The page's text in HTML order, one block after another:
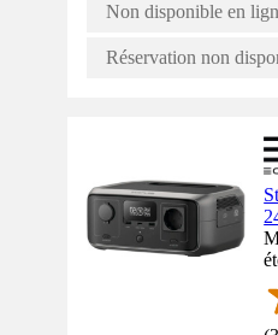
Non disponible en
Réservation non